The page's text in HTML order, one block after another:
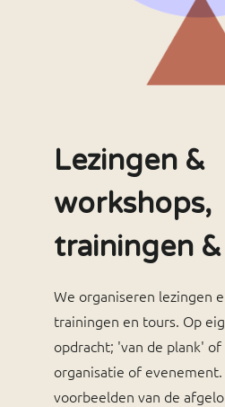
Lezingen &
workshops,
trainingen
We organiseren lezingen
trainingen en tours. Op
opdracht; 'van de plank'
organisatie of evenement.
voorbeelden van de